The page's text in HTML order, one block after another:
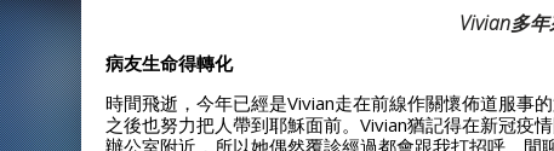
Vivian多
病友生命得轉化
時間飛逝，今年已經是Vivian走在前線作關懷佈道服事
之後也努力把人帶到耶穌面前。Vivian猶記得在新冠疫